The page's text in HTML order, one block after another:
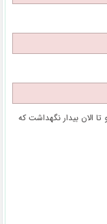
الان بیدار نگهداشت که